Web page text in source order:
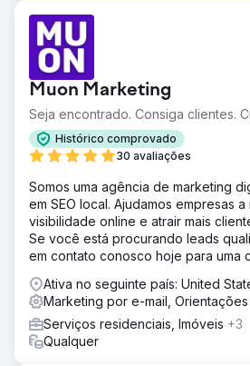
Desafio
A loja Shopify do cliente enfrentava
crescimento de vendas estagnado,
recorrência de compras e baixo
pagos, apesar de atrair um fluxo
marketing carecia de segmentação
configuração do CRM era
jornada do cliente de forma eficaz.
Implementamos segmentação de
de IA para atingir compradores de
reconstruímos o funil de nutrição de
a retenção, otimizamos os anúncios
para melhor ROI e integramos o
visibilidade completa do pipeline de
rastreamento de desempenho.
Resultado
Em seis meses, as vendas online
Muon Marketing
Seja encontrado. Consiga clientes.
Histórico comprovado
30 avaliações
Somos uma agência de marketing
em SEO local. Ajudamos empresas a
visibilidade online e atrair mais
Se você está procurando leads
em contato conosco hoje para uma
Ativa no seguinte país: United
Marketing por e-mail,
Serviços residenciais, Imóveis +3
Qualquer